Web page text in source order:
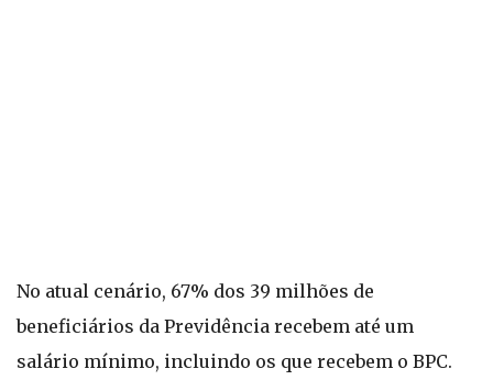
No atual cenário, 67% dos 39 milhões de
beneficiários da Previdência recebem até um
salário mínimo, incluindo os que recebem o BPC.